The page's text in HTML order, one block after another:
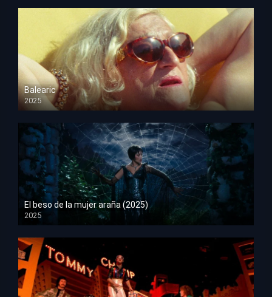
Balearic
2025
HD 1080p
El beso de la mujer araña (2025)
2025
HD 1080p